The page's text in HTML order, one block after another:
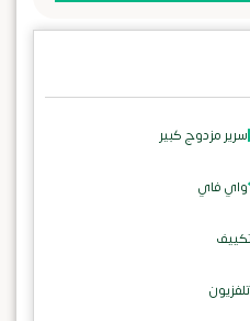
سرير مزدوج كبير
واي فاي
تلفزيون